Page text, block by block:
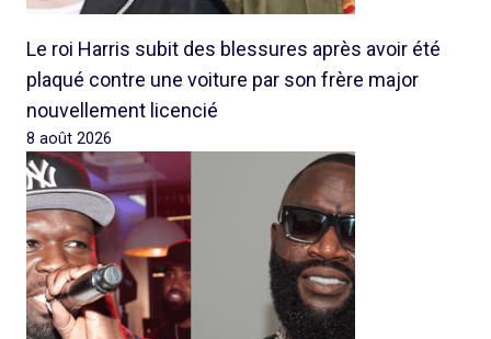
Le roi Harris subit des blessures après avoir été
plaqué contre une voiture par son frère major
nouvellement licencié
8 août 2026